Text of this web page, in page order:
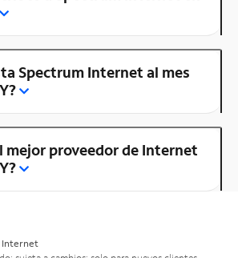
Spectrum Internet al mes
mejor proveedor de Internet
Internet